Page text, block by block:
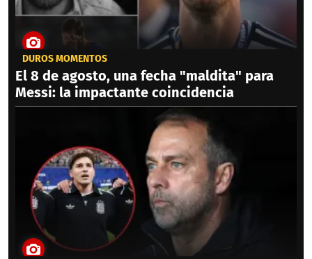
DUROS MOMENTOS
El 8 de agosto, una fecha "maldita" para
Messi: la impactante coincidencia